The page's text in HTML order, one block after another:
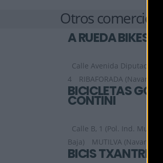
Otros comercios
A RUEDA BIKES
Calle Avenida Diputación ,
4
RIBAFORADA (Navarra)
BICICLETAS GOI-
CONTINI
Calle B, 1 (Pol. Ind. Mutilva
Baja)
MUTILVA (Navarra)
BICIS TXANTREA